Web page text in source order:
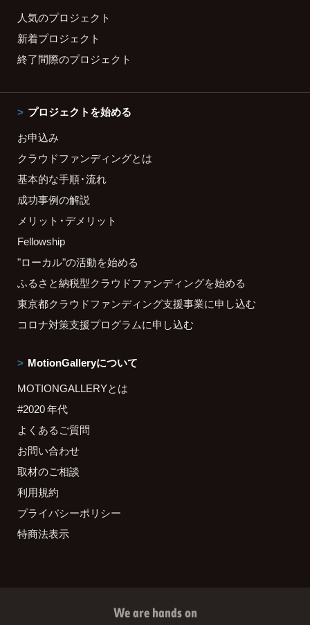
人気のプロジェクト
新着プロジェクト
終了間際のプロジェクト
プロジェクトを始める
お申込み
クラウドファンディングとは
基本的な手順・流れ
成功事例の解説
メリット・デメリット
Fellowship
"ローカル"の活動を始める
ふるさと納税型クラウドファンディングを始める
東京都クラウドファンディング支援事業に申し込む
コロナ対策支援プログラムに申し込む
MotionGalleryについて
MOTIONGALLERYとは
#2020 年代
よくあるご質問
お問い合わせ
取材のご相談
利用規約
プライバシーポリシー
特商法表示
We are hands on